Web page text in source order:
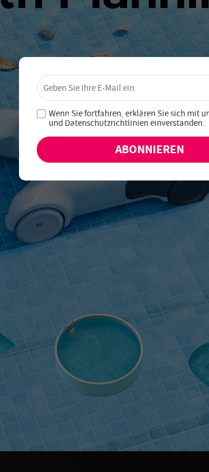
Sichere dir 4 % Rabatt
abonnieren!
Melde dich für unseren Newsletter an
keine exklusiven Angebote und
Wenn Sie fortfahren, erklären Sie sich mit
und Datenschutzrichtlinien einverstanden.